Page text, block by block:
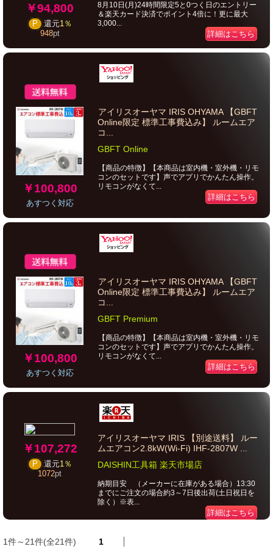
￥94,800
P 還元1％
948pt
8月10日(月)24時間限定5と0つく日のエントリー
＆楽天カード決済でポイント4倍に！更に最大
3,000...
詳細はこちら
￥100,800
あすつく対応
アイリスオーヤマ IRIS OHYAMA 【GBFT
Online限定 標準工事費込み】 ルームエア
コ...
GBFT Online
【商品の特徴】【本商品は室内機・室外機・リモ
コンのセットです】声でアプリでかんたん操作。
リモコンがなくて...
詳細はこちら
￥100,800
あすつく対応
アイリスオーヤマ IRIS OHYAMA 【GBFT
Online限定 標準工事費込み】 ルームエア
コ...
GBFT Premium
【商品の特徴】【本商品は室内機・室外機・リモ
コンのセットです】声でアプリでかんたん操作。
リモコンがなくて...
詳細はこちら
￥107,272
P 還元1％
1072pt
アイリスオーヤマ IRIS 【別途送料】 ルー
ムエアコン2.8kW(Wi-Fi) IHF-2807W ...
DAISHIN工具箱 楽天市場店
納期目安 （メーカーに在庫がある場合）13:30
までにご注文の場合約3～7日後出荷(土日祝日を
除く）※表...
詳細はこちら
1件～21件(全21件) 1